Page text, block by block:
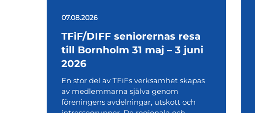
07.08.2026
TFiF/DIFF seniorernas resa
till Bornholm 31 maj – 3 juni
2026
En stor del av TFiFs verksamhet skapas
av medlemmarna själva genom
föreningens avdelningar, utskott och